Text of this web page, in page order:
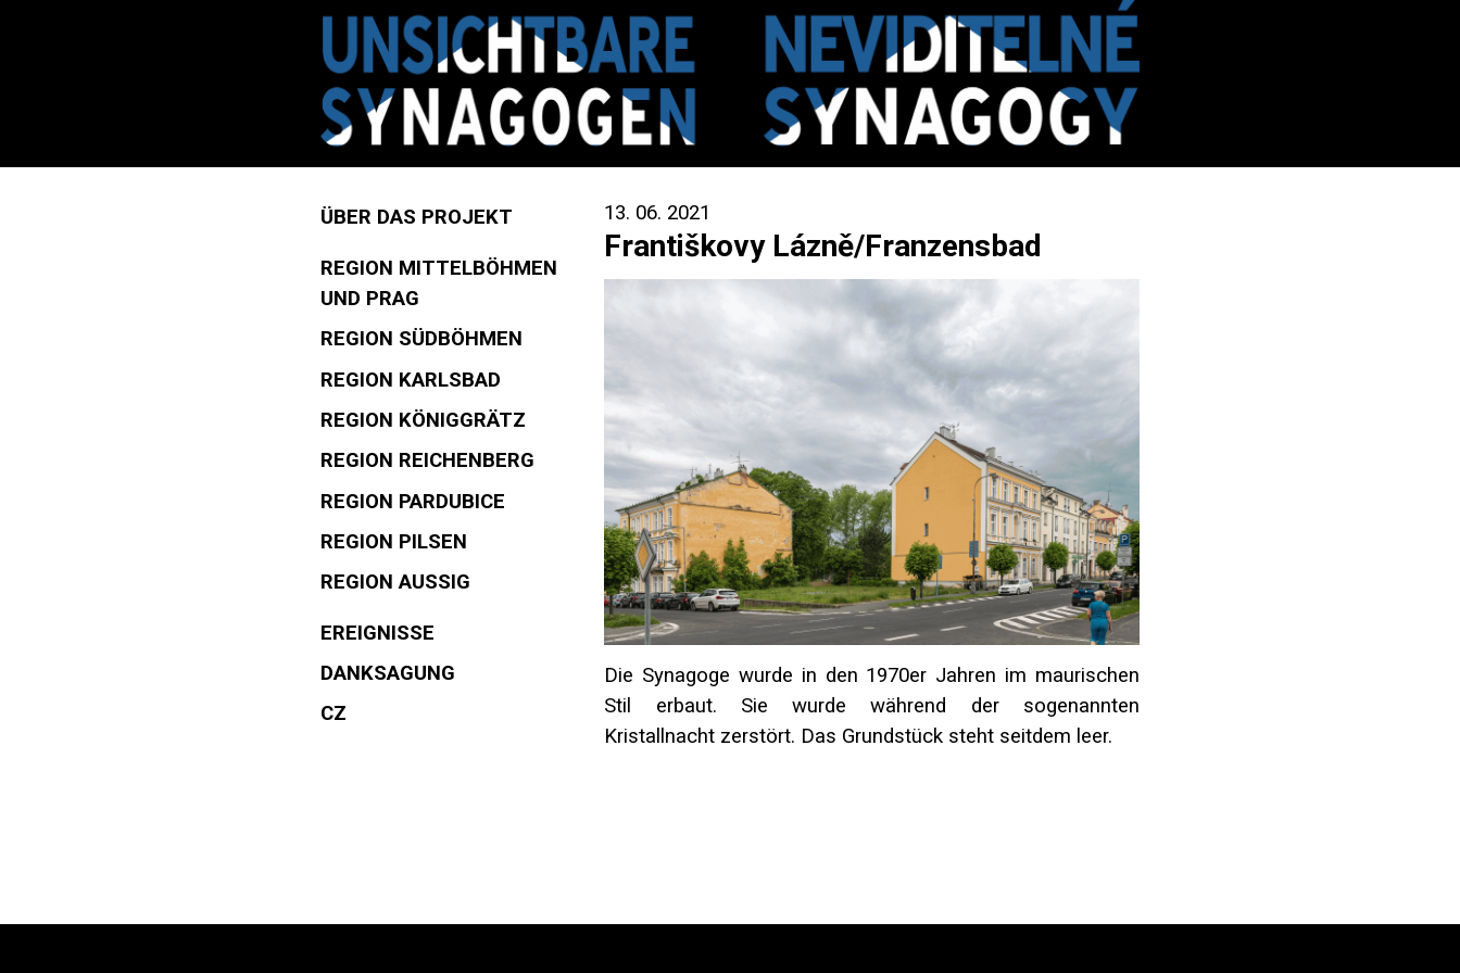
ÜBER DAS PROJEKT
REGION MITTELBÖHMEN
UND PRAG
REGION SÜDBÖHMEN
REGION KARLSBAD
REGION KÖNIGGRÄTZ
REGION REICHENBERG
REGION PARDUBICE
REGION PILSEN
REGION AUSSIG
EREIGNISSE
DANKSAGUNG
CZ
13. 06. 2021
Františkovy Lázně/Franzensbad
Die Synagoge wurde in den 1970er Jahren im maurischen
Stil erbaut. Sie wurde während der sogenannten
Kristallnacht zerstört. Das Grundstück steht seitdem leer.